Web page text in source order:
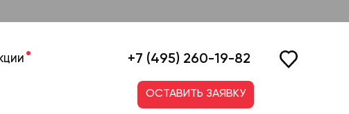
+7 (495) 260-19-82
ОСТАВИТЬ ЗАЯВКУ